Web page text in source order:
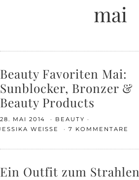
mai
Beauty Favoriten Mai:
Sunblocker, Bronzer &
Beauty Products
28. MAI 2014
BEAUTY
WEISSE
7 KOMMENTARE
Ein Outfit zum Strahlen